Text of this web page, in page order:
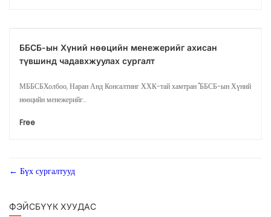
ББСБ-ын Хүний нөөцийн менежерийг ахисан
түвшинд чадавхжуулах сургалт
МББСБХолбоо, Наран Анд Консалтинг ХХК-тай хамтран "ББСБ-ын Хүний
нөөцийн менежерийг...
Free
Бүх сургалтууд
ФЭЙСБҮҮК ХУУДАС